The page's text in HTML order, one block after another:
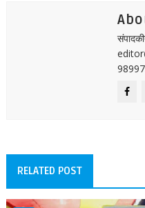
RELATED POST